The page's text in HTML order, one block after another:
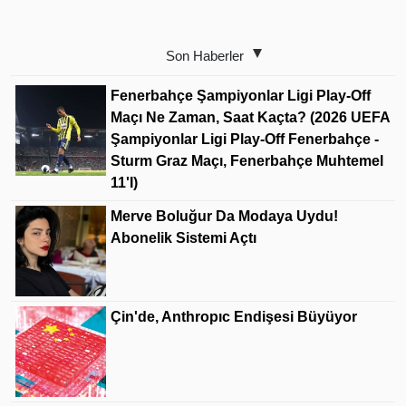
Son Haberler
Fenerbahçe Şampiyonlar Ligi Play-Off
Maçı Ne Zaman, Saat Kaçta? (2026 UEFA
Şampiyonlar Ligi Play-Off Fenerbahçe -
Sturm Graz Maçı, Fenerbahçe Muhtemel
11'i)
Merve Boluğur Da Modaya Uydu!
Abonelik Sistemi Açtı
Çin'de, Anthropıc Endişesi Büyüyor